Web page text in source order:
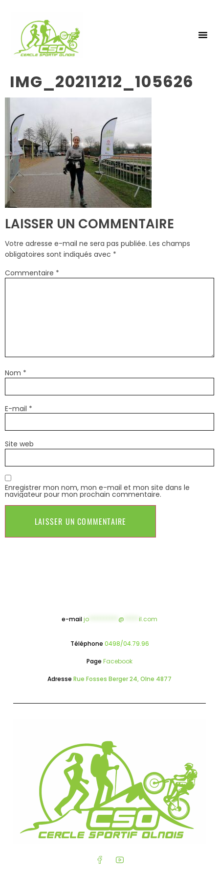
IMG_20211212_105626
LAISSER UN COMMENTAIRE
Votre adresse e-mail ne sera pas publiée. Les champs
obligatoires sont indiqués avec *
Commentaire *
Nom *
E-mail *
Site web
Enregistrer mon nom, mon e-mail et mon site dans le
navigateur pour mon prochain commentaire.
e-mailjo @ il.com
Téléphone 0498/04.79.96
Page Facebook
Adresse Rue Fosses Berger 24, Olne 4877